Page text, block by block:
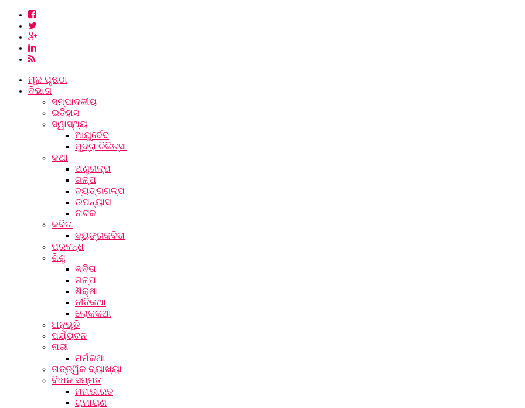
ମୂଳ ପୃଷ୍ଠା
ବିଭାଗ
ସମ୍ପାଦକୀୟ
ଇତିହାସ
ସ୍ୱାସ୍ଥ୍ୟ
ଆୟୁର୍ବେଦ
ମୁଦ୍ରା ଚିକିତ୍ସା
କଥା
ଅଣୁଗଳ୍ପ
ଗଳ୍ପ
ବ୍ୟଙ୍ଗଗଳ୍ପ
ଉପନ୍ୟାସ
ନାଟକ
କବିତା
ବ୍ୟଙ୍ଗକବିତା
ପ୍ରବନ୍ଧ
ଶିଶୁ
କବିତା
ଗଳ୍ପ
ଶିକ୍ଷା
ନୀତିକଥା
ଲୋକକଥା
ଅନୁଭୂତି
ପର୍ଯ୍ୟଟନ
ନାରୀ
ମର୍ମକଥା
ତାତ୍ତ୍ୱିକ ବ୍ୟାଖ୍ୟା
ବିଜ୍ଞାନ ସମ୍ମତ
ମହାଭାରତ
ରାମାୟଣ